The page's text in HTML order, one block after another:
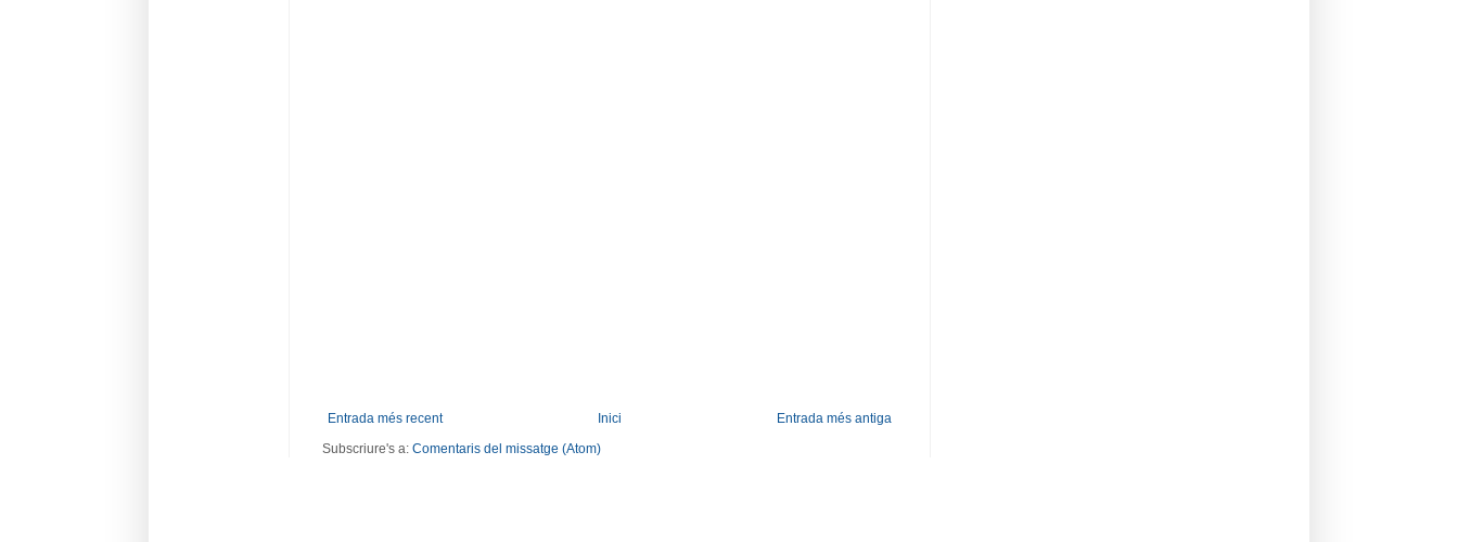
Entrada més recent Entrada més antiga
Inici
Subscriure's a: Comentaris del missatge (Atom)